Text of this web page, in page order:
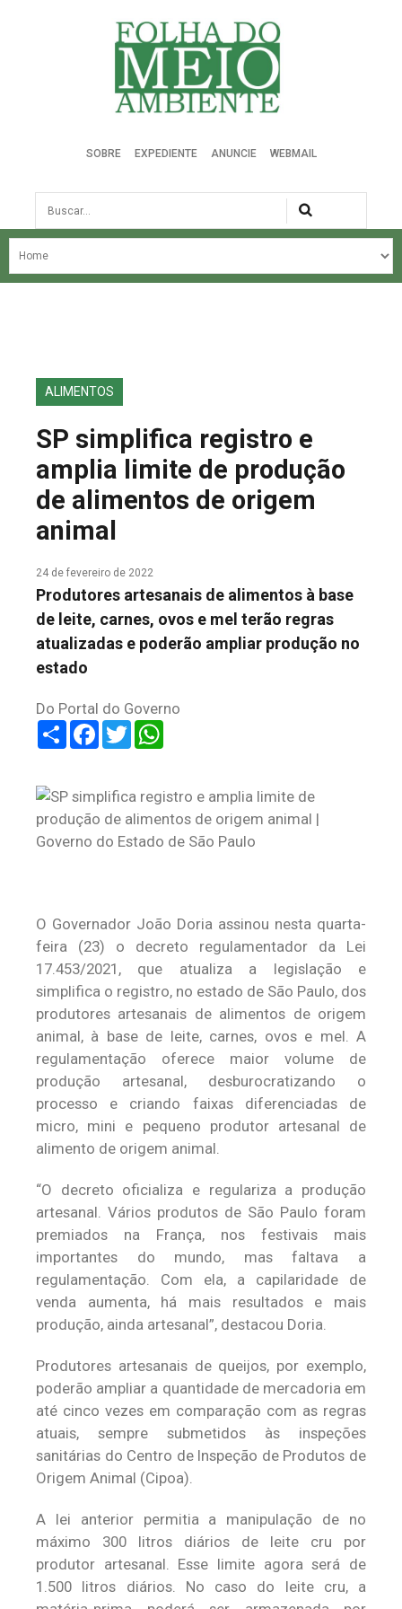
Folha do Meio Ambiente
SOBRE EXPEDIENTE ANUNCIE WEBMAIL
Busca
NOSSA HISTÓRIA
EDIÇÕES ANTERIORES
FALE CONOSCO
ALIMENTOS
SP simplifica registro e
amplia limite de produção
de alimentos de origem
animal
24 de fevereiro de 2022
Produtores artesanais de alimentos à base
de leite, carnes, ovos e mel terão regras
atualizadas e poderão ampliar produção no
estado
Do Portal do Governo
ShareFacebook
Twitter
O Governador João Doria assinou nesta quarta-
feira (23) o decreto regulamentador da Lei
17.453/2021, que atualiza a legislação e
simplifica o registro, no estado de São Paulo, dos
produtores artesanais de alimentos de origem
animal, à base de leite, carnes, ovos e mel. A
regulamentação oferece maior volume de
produção artesanal, desburocratizando o
processo e criando faixas diferenciadas de
micro, mini e pequeno produtor artesanal de
alimento de origem animal.
“O decreto oficializa e regulariza a produção
artesanal. Vários produtos de São Paulo foram
premiados na França, nos festivais mais
importantes do mundo, mas faltava a
regulamentação. Com ela, a capilaridade de
venda aumenta, há mais resultados e mais
produção, ainda artesanal”, destacou Doria.
Produtores artesanais de queijos, por exemplo,
poderão ampliar a quantidade de mercadoria em
até cinco vezes em comparação com as regras
atuais, sempre submetidos às inspeções
sanitárias do Centro de Inspeção de Produtos de
Origem Animal (Cipoa).
A lei anterior permitia a manipulação de no
máximo 300 litros diários de leite cru por
produtor artesanal. Esse limite agora será de
1.500 litros diários. No caso do leite cru, a